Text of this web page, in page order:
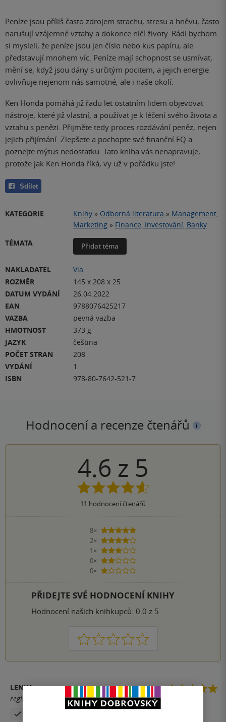
Peníze jsou příliš často zdrojem strachu, stresu a hněvu, často
narušují vzájemné vztahy a dokonce ničí životy. Rádi bychom
si mysleli, že peníze jsou jen číslo nebo kus papíru, ale
představují mnohem víc. Peníze mají schopnost se usmívat,
mění se, když jsou dány s určitým pocitem, a jejich energie
ovlivňuje nejenom nás samotné, ale i naše okolí.
Ken Honda pomáhá již řadu let ostatním lidem objevovat
nástroje, které již vlastní, a používat je k léčení svého života a
vztahu s penězi. Přijměte tedy proces rozdávání peněz, nejen
jejich přijímání. Zlepšete a pochopte své finanční EQ a
poznejte mýtus nedostatku. Tato kniha vás nenapravuje,
protože jak Ken Honda říká, vy už v pořádku jste!
Sdílet
KATEGORIE Knihy » Odborná literatura » Management,
Marketing » Finance, Investování, Banky
TÉMATA
Přidat téma
NAKLADATEL
Via
ROZMĚR
145 x 208 x 25
DATUM VYDÁNÍ
26.04.2022
EAN
9788076425217
VAZBA
pevná vazba
HMOTNOST
373 g
JAZYK
čeština
POČET STRAN
208
VYDÁNÍ
1
ISBN
978-80-7642-521-7
Hodnocení a recenze čtenářů
4.6 z 5
11 hodnocení čtenářů
8×
5 hvězdiček
2×
4 hvězdičky
1×
3 hvězdičky
0×
2 hvězdičky
0×
1 hvezdička
PŘIDEJTE SVÉ HODNOCENÍ KNIHY
Hodnocení našich knihkupců: 0.0 z 5
1 2 3 4 5
LENKA
registrovaný uživatel